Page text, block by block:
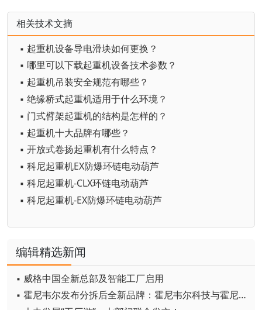
相关技术文摘
▪ 起重机设备导电滑块如何更换？
▪ 哪里可以下载起重机设备技术参数？
▪ 起重机吊装安全规范有哪些？
▪ 绝缘桥式起重机适用于什么环境？
▪ 门式臂架起重机的结构是怎样的？
▪ 起重机十大品牌有哪些？
▪ 开放式卷扬起重机有什么特点？
▪ 科尼起重机EX防爆环链电动葫芦
▪ 科尼起重机-CLX环链电动葫芦
▪ 科尼起重机-EX防爆环链电动葫芦
编辑精选新闻
▪ 威格中国全新总部及智能工厂启用
▪ 霍尼韦尔发布分拆后全新品牌：霍尼韦尔科技与霍尼韦尔航空航天